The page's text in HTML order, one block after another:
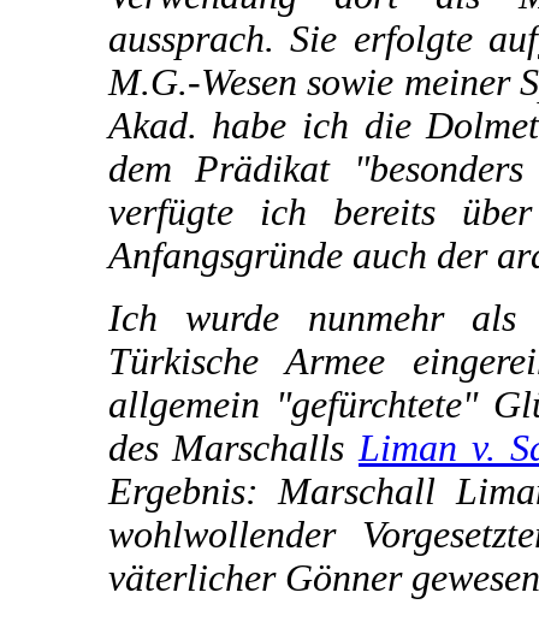
aussprach. Sie erfolgte
M.G.-Wesen sowie meiner
Akad. habe ich die
dem Prädikat "besonders
verfügte ich bereits
Anfangsgründe auch der
Ich wurde nunmehr
Türkische Armee
allgemein "gefürchtete"
des Marschalls Liman v.
Ergebnis: Marschall
wohlwollender
väterlicher Gönner